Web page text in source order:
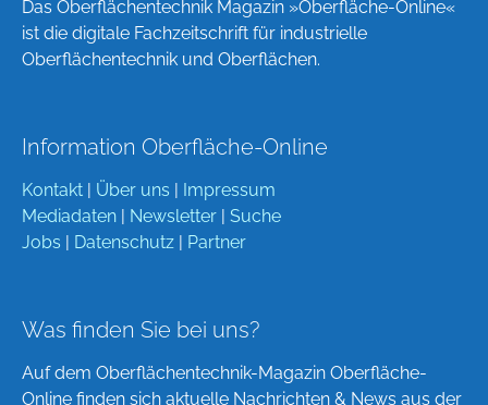
Das Oberflächentechnik Magazin »Oberfläche-Online«
ist die digitale Fachzeitschrift für industrielle
Oberflächentechnik und Oberflächen.
Information Oberfläche-Online
Kontakt Über uns
Impressum
Mediadaten
Newsletter
Suche
Jobs
Datenschutz Partner
Was finden Sie bei uns?
Auf dem Oberflächentechnik-Magazin Oberfläche-
Online finden sich aktuelle Nachrichten & News aus der